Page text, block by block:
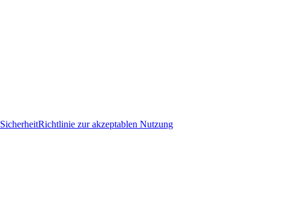
SicherheitRichtlinie zur akzeptablen Nutzung